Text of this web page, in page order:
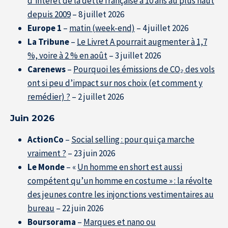
Resource Center
S'inscrire à la newsletter
depuis 2009– 8 juillet 2026
Europe 1 – matin (week-end) – 4 juillet 2026
La Tribune– Le Livret A pourrait augmenter à 1,7
%, voire à 2 % en août– 3 juillet 2026
Carenews– Pourquoi les émissions de CO₂ des vols
ont si peu d’impact sur nos choix (et comment y
remédier) ? – 2 juillet 2026
Juin 2026
ActionCo – Social selling : pour qui ça marche
vraiment ? – 23 juin 2026
Le Monde– «Un homme en short est aussi
compétent qu’un homme en costume » : la révolte
des jeunes contre les injonctions vestimentaires au
bureau – 22 juin 2026
Boursorama – Marques et nano ou